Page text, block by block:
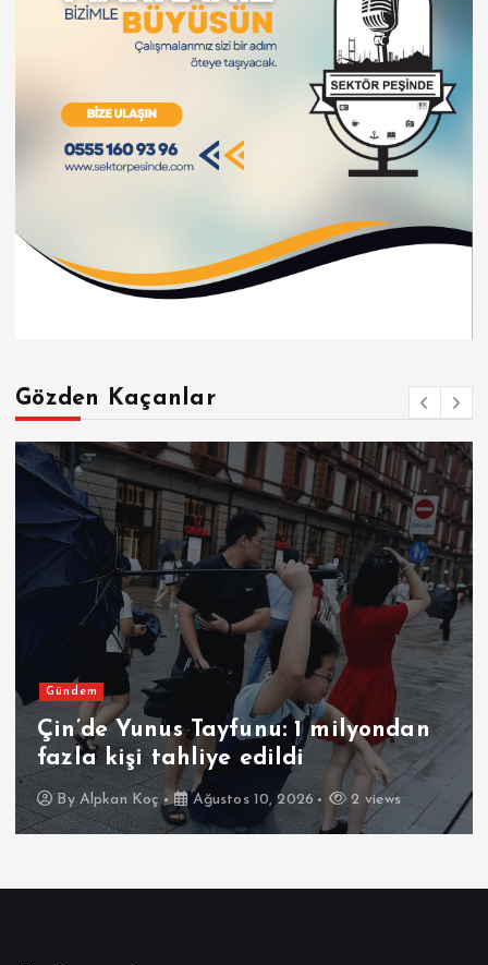
Gözden Kaçanlar
Gündem
Çin’de Yunus Tayfunu: 1 milyondan
fazla kişi tahliye edildi
By Alpkan Koç Ağustos 10, 2026 2 views